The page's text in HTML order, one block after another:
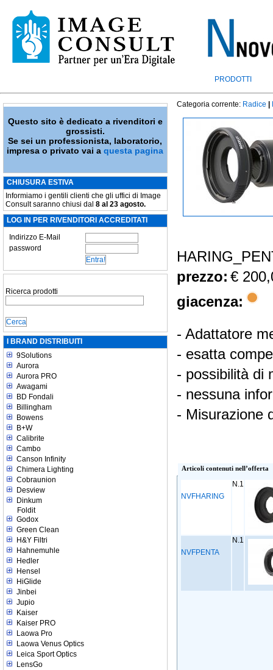
PRODOTTI
Questo sito è dedicato a rivenditori e
grossisti.
Se sei un professionista, laboratorio,
impresa o privato vai aquesta pagina
CHIUSURA ESTIVA
Informiamo i gentili clienti che gli uffici di Image
Consult saranno chiusi dal 8 al 23 agosto.
LOG IN PER RIVENDITORI ACCREDITATI
Indirizzo E-Mail
password
Ricerca prodotti
I BRAND DISTRIBUITI
9Solutions
Aurora
Aurora PRO
Awagami
BD Fondali
Billingham
Bowens
B+W
Calibrite
Cambo
Canson Infinity
Chimera Lighting
Cobraunion
Desview
Dinkum
Foldit
Godox
Green Clean
H&Y Filtri
Hahnemuhle
Hedler
Hensel
HiGlide
Jinbei
Jupio
Kaiser
Kaiser PRO
Laowa Pro
Laowa Venus Optics
Leica Sport Optics
LensGo
Categoria corrente: Radice
prezzo: €
giacenza:
- Adattatore
- esatta
- possibilità di
- nessuna
- Misurazione
Articoli contenuti nell’offerta
NVFHARING
N.1
NVFPENTA
N.1